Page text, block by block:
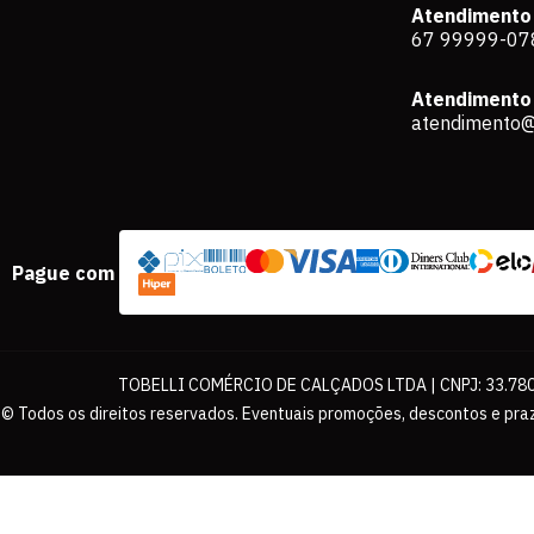
67 99999-
Atendimento
Pague com
TOBELLI COMÉRCIO DE CALÇADOS LTDA | CNPJ:
© Todos os direitos reservados. Eventuais promoções, descontos e